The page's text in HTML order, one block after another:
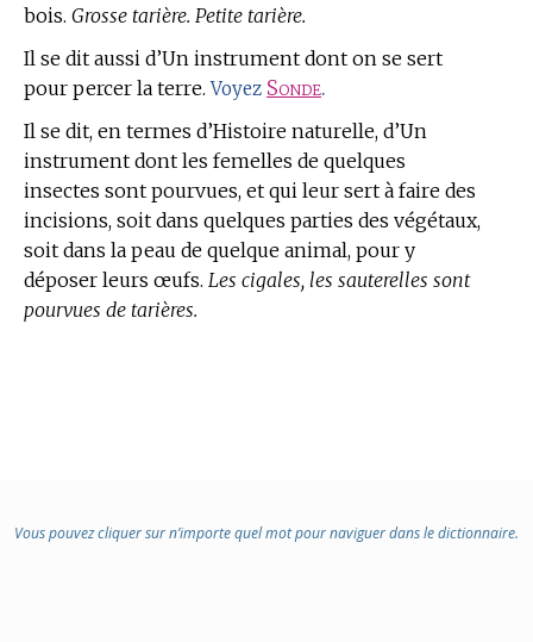
bois. Grosse tarière. Petite tarière.
Il se dit aussi d’Un instrument dont on se sert
pour percer la terre.Voyez Sonde.
Il se dit, en termes d’Histoire naturelle, d’Un
instrument dont les femelles de quelques
insectes sont pourvues, et qui leur sert à faire des
incisions, soit dans quelques parties des végétaux,
soit dans la peau de quelque animal, pour y
déposer leurs œufs. Les cigales, les sauterelles sont
pourvues de tarières.
Vous pouvez cliquer sur n’importe quel mot pour naviguer dans le dictionnaire.